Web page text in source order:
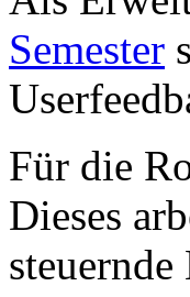
Semester
Für die
Dieses